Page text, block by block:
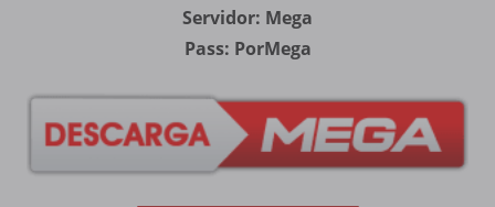
Servidor: Mega
Pass: PorMega